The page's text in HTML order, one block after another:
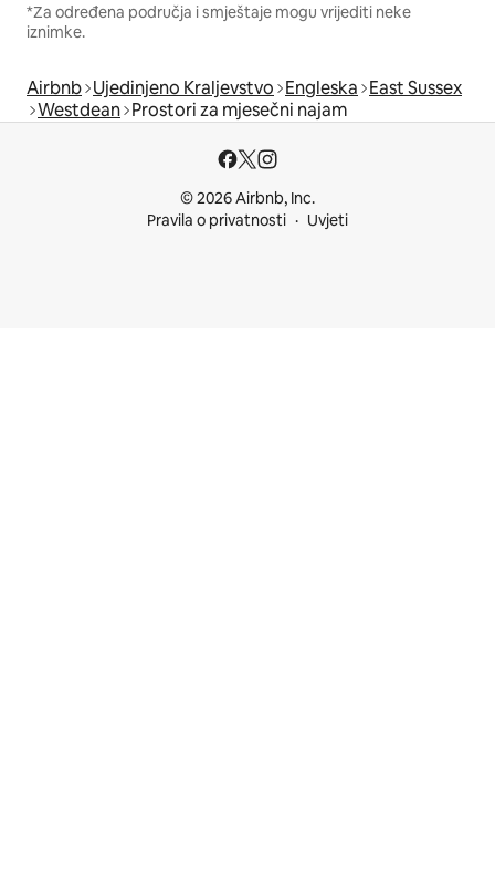
*Za određena područja i smještaje mogu vrijediti neke
iznimke.
Airbnb Ujedinjeno Kraljevstvo Engleska East Sussex
Westdean Prostori za mjesečni najam
© 2026 Airbnb, Inc.
Pravila o privatnosti
Uvjeti